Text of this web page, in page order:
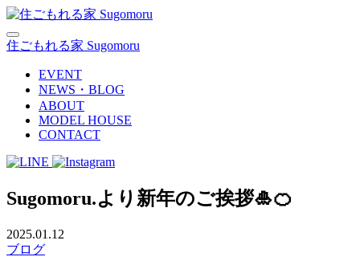
住ごもれる家 Sugomoru
EVENT
NEWS・BLOG
ABOUT
MODEL HOUSE
CONTACT
Sugomoru.より新年のご挨拶🎍🍊
2025.01.12
ブログ